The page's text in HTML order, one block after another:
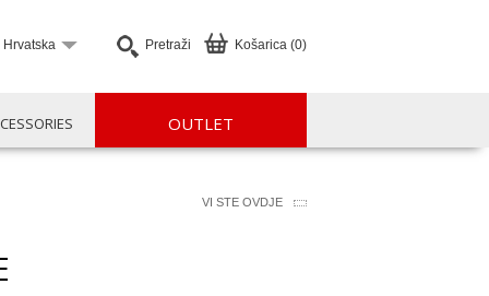
Košarica (0)
Pretraži
Hrvatska
OUTLET
VI STE OVDJE